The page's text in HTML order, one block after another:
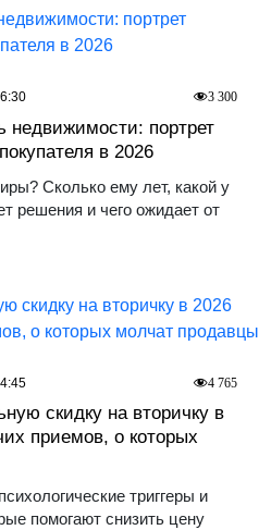
недвижимости: портрет
в 2026
Сколько ему лет, какой у
решения и чего ожидает от
3 300
скидку на вторичку в
приемов, о которых
триггеры и
помогают снизить цену
4 765